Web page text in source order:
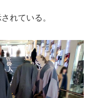
れている。